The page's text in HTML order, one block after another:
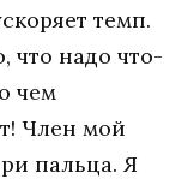
темп.
что надо что-
чем
Член мой
пальца. Я